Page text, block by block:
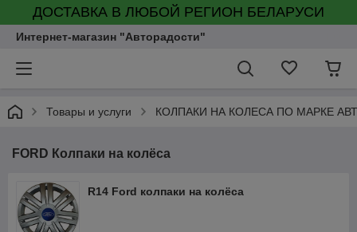
ДОСТАВКА В ЛЮБОЙ РЕГИОН БЕЛАРУСИ
Интернет-магазин "Авторадости"
Товары и услуги КОЛПАКИ НА КОЛЕСА ПО МАРКЕ
FORD Колпаки на колёса
R14 Ford колпаки на колёса